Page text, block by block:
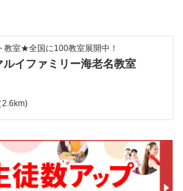
室★全国に100教室展開中！
イファミリー海老名教室
2.6km)